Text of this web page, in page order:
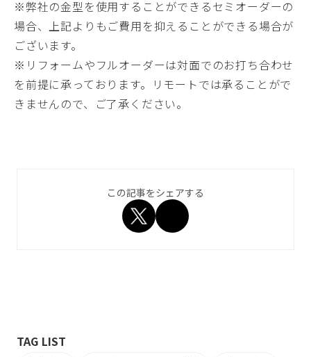
※弊社の金型を使用することができるセミオーダーの
場合、上記よりもご費用を抑えることができる場合が
ございます。
※リフォームやフルオーダーは対面でのお打ち合わせ
を前提に承っております。リモートでは承ることがで
きませんので、ご了承ください。
この記事をシェアする
TAG LIST